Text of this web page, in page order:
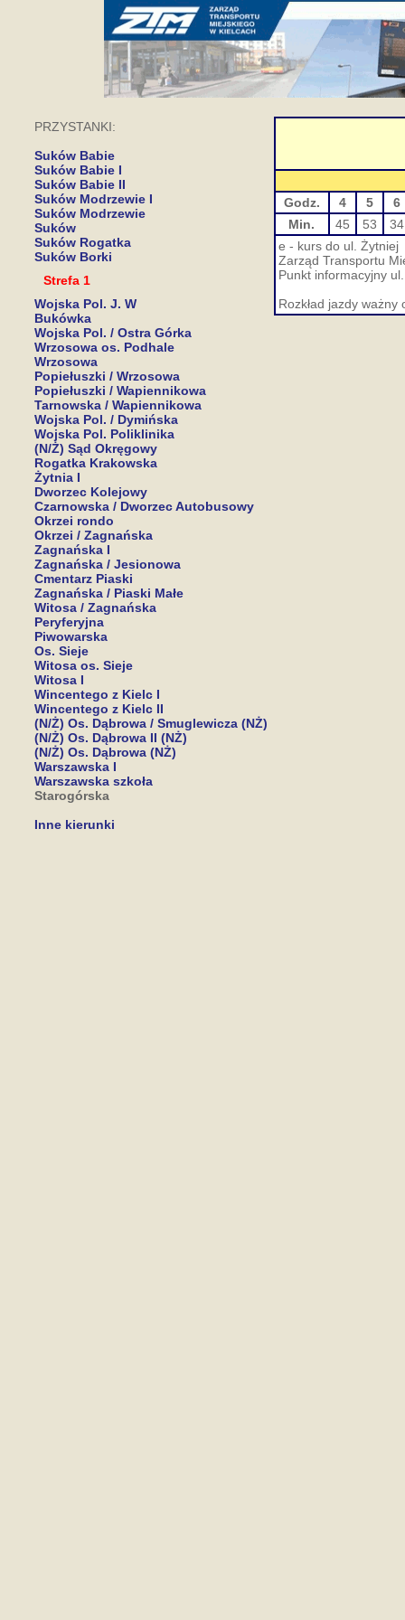
PRZYSTANKI:
Suków Babie
Suków Babie I
Suków Babie II
Suków Modrzewie I
Suków Modrzewie
Suków
Suków Rogatka
Suków Borki
Strefa 1
Wojska Pol. J. W
Bukówka
Wojska Pol. / Ostra Górka
Wrzosowa os. Podhale
Wrzosowa
Popiełuszki / Wrzosowa
Popiełuszki / Wapiennikowa
Tarnowska / Wapiennikowa
Wojska Pol. / Dymińska
Wojska Pol. Poliklinika
(N/Ż) Sąd Okręgowy
Rogatka Krakowska
Żytnia I
Dworzec Kolejowy
Czarnowska / Dworzec Autobusowy
Okrzei rondo
Okrzei / Zagnańska
Zagnańska I
Zagnańska / Jesionowa
Cmentarz Piaski
Zagnańska / Piaski Małe
Witosa / Zagnańska
Peryferyjna
Piwowarska
Os. Sieje
Witosa os. Sieje
Witosa I
Wincentego z Kielc I
Wincentego z Kielc II
(N/Ż) Os. Dąbrowa / Smuglewicza (NŻ)
(N/Ż) Os. Dąbrowa II (NŻ)
(N/Ż) Os. Dąbrowa (NŻ)
Warszawska I
Warszawska szkoła
Starogórska
Inne kierunki
Godz. 4 5
6
Min.
45 53
34
e - kurs do ul. Żytniej
Zarząd Transportu
Punkt informacyjny
Rozkład jazdy ważny